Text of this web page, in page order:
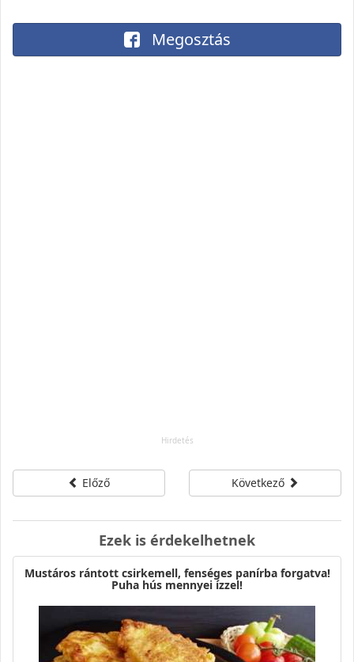
Megosztás
Előző Következő
Ezek is érdekelhetnek
Mustáros rántott csirkemell, fenséges panírba forgatva!
Puha hús mennyei ízzel!